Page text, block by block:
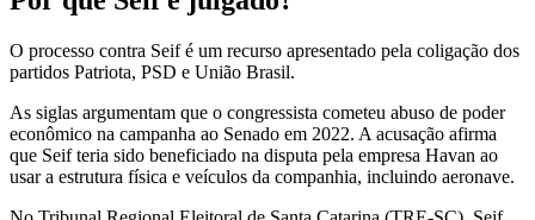
O processo contra Seif é um recurso apresentado pela coligação dos
partidos Patriota, PSD e União Brasil.
As siglas argumentam que o congressista cometeu abuso de poder
econômico na campanha ao Senado em 2022. A acusação afirma
que Seif teria sido beneficiado na disputa pela empresa Havan ao
usar a estrutura física e veículos da companhia, incluindo aeronave.